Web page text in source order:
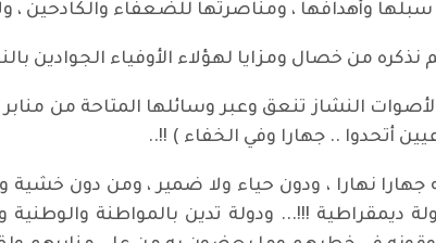
وأهدافها ، ومناصرتها للضعفاء والكادحين ،
نذكره من خصال ومزايا لهؤلاء الأوفياء
النشاز تنعق وعبر وسائلها المتاحة من
أتحدوا .. جهارا وفي الخفاء ) !!..
نهارا ، ودون حياء ولا ضمير ، ومن دون خشية
ديمقراطية !!!... ودولة تدين بالمواطنة